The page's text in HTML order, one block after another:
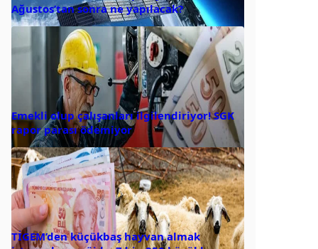
Ağustos’tan sonra ne yapılacak?
Emekli olup çalışanları ilgilendiriyor! SGK
rapor parası ödemiyor
TİGEM’den küçükbaş hayvan almak